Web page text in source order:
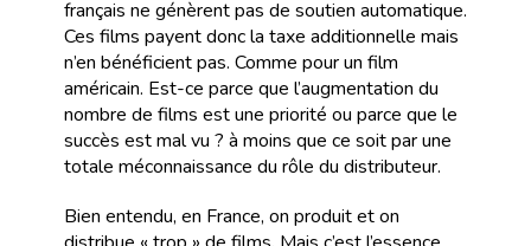
français ne génèrent pas de soutien automatique.
Ces films payent donc la taxe additionnelle mais
n’en bénéficient pas. Comme pour un film
américain. Est-ce parce que l’augmentation du
nombre de films est une priorité ou parce que le
succès est mal vu ? à moins que ce soit par une
totale méconnaissance du rôle du distributeur.
Bien entendu, en France, on produit et on